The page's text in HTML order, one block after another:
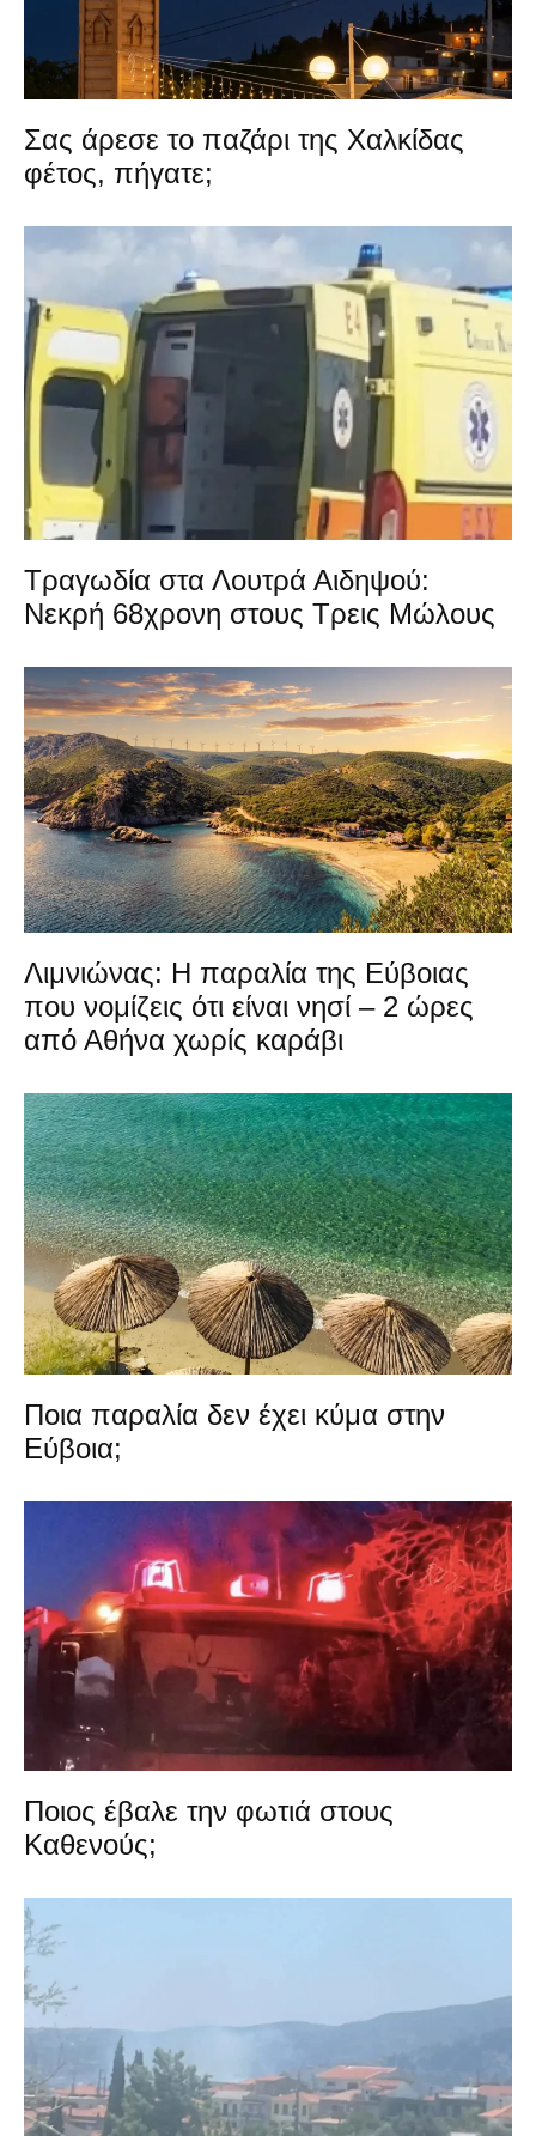
Σας άρεσε το παζάρι της Χαλκίδας
φέτος, πήγατε;
Τραγωδία στα Λουτρά Αιδηψού:
Νεκρή 68χρονη στους Τρεις Μώλους
Λιμνιώνας: Η παραλία της Εύβοιας
που νομίζεις ότι είναι νησί – 2 ώρες
από Αθήνα χωρίς καράβι
Ποια παραλία δεν έχει κύμα στην
Εύβοια;
Ποιος έβαλε την φωτιά στους
Καθενούς;